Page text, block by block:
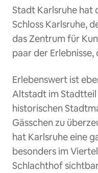
Stadt Karlsruhe hat
Schloss Karlsruhe,
das Zentrum für
paar der
Erlebenswert ist
Altstadt im
historischen
Gässchen zu
hat Karlsruhe eine
besonders im
Schlachthof